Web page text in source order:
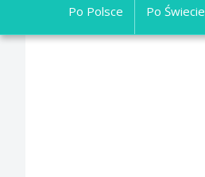
Po Polsce Po Świecie